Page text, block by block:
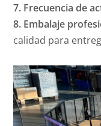
7. Frecuencia de
8. Embalaje
calidad para